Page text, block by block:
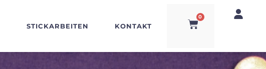
STICKARBEITEN KONTAKT
0